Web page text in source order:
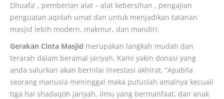
Dhuafa’ , pemberian alat – alat kebersihan , pengajian
penguatan aqidah umat dan untuk menjadikan tatanan
masjid lebih modern, makmur, dan mandiri.
Gerakan Cinta Masjid merupakan langkah mudah dan
terarah dalam beramal jariyah. Kami yakin donasi yang
anda salurkan akan bernilai investasi akhirat. “Apabila
seorang manusia meninggal maka putuslah amalnya kecuali
tiga hal shadaqoh jariyah, ilmu yang bermanfaat, dan anak